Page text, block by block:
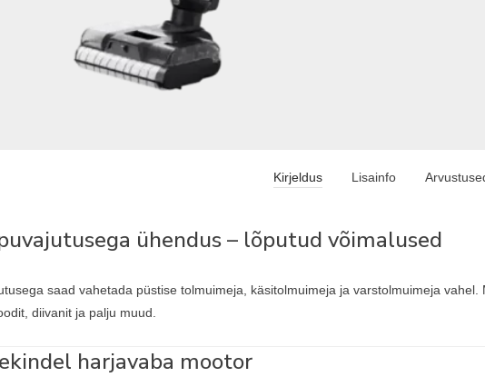
Kirjeldus Lisainfo
ühendus – lõputud võimalused
saad vahetada püstise tolmuimeja, käsitolmuimeja ja varstolmuimeja
diivanit ja palju muud.
harjavaba mootor